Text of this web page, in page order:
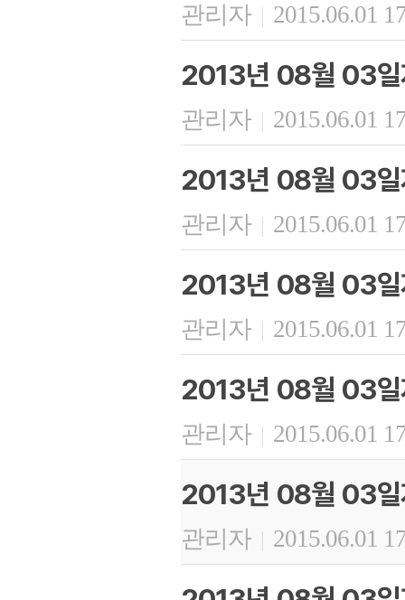
관리자 | 2015.06.01
2013년 08월 03
관리자 | 2015.06.01
2013년 08월 03일
관리자 | 2015.06.01
2013년 08월 03일
관리자 | 2015.06.01
2013년 08월 03일
관리자 | 2015.06.01
2013년 08월 03일
관리자 | 2015.06.01